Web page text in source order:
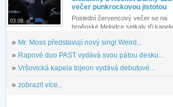
03.08.
večer punkrockovou jistotou
Poslední červencový večer se na
brněnské Melodce setkaly tři
» Mr. Moss představují nový singl Weird...
» Rapové duo PAST vydává svou pátou desku...
» Vršovická kapela tojeon vydává debutové...
» zobrazit více...